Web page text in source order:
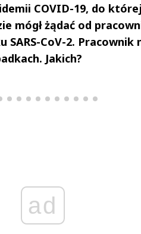
COVID-19, do
mógł żądać od
CoV-2. Pracownik
Jakich?
ad